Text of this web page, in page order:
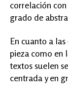
correlación
grado de
En cuanto a
pieza como en
textos suelen
centrada y en